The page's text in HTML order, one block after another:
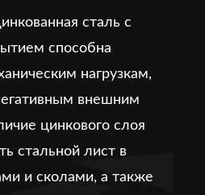
сталь с
способна
нагрузкам,
внешним
цинкового слоя
стальной лист в
и сколами, а также